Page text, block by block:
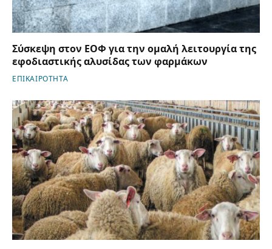
Σύσκεψη στον ΕΟΦ για την ομαλή λειτουργία της
εφοδιαστικής αλυσίδας των φαρμάκων
ΕΠΙΚΑΙΡΟΤΗΤΑ